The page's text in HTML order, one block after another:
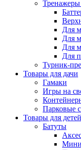
Тренажеры
Для
Для
Для
Для
Турник-
Товары для дачи
Гамаки
Игры на
Парковые
Товары для детей
Батуты
Мини